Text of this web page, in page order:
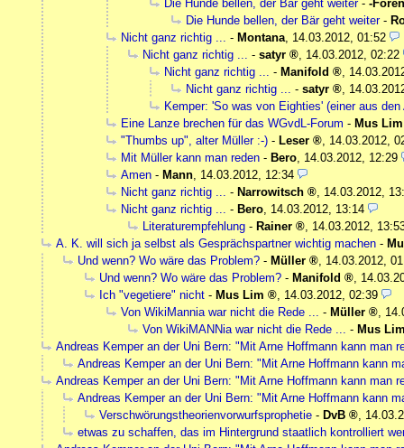
Die Hunde bellen, der Bär geht weiter- -
Die Hunde bellen, der Bär geht weiter-
Nicht ganz richtig ... - Montana, 14.03.2012, 01:52
Nicht ganz richtig ... - satyr , 14.03.2012, 02:22
Nicht ganz richtig ... - Manifold ,
Nicht ganz richtig ... - satyr ,
Kemper: 'So was von Eighties' (einer aus den
Eine Lanze brechen für das WGvdL-Forum - Mus Lim
"Thumbs up", alter Müller :-) - Leser , 14.03.2012,
Mit Müller kann man reden - Bero, 14.03.2012, 12:29
Amen - Mann, 14.03.2012, 12:34
Nicht ganz richtig ... - Narrowitsch , 14.03.2012,
Nicht ganz richtig ... - Bero, 14.03.2012, 13:14
Literaturempfehlung - Rainer , 14.03.2012,
A. K. will sich ja selbst als Gesprächspartner wichtig machen -
Und wenn? Wo wäre das Problem? - Müller , 14.03.2012,
Und wenn? Wo wäre das Problem? - Manifold ,
Ich "vegetiere" nicht - Mus Lim , 14.03.2012, 02:39
Von WikiMannia war nicht die Rede ... - Müller ,
Von WikiMANNia war nicht die Rede ... - Mus
Andreas Kemper an der Uni Bern: "Mit Arne Hoffmann kann man
Andreas Kemper an der Uni Bern: "Mit Arne Hoffmann kann
Andreas Kemper an der Uni Bern: "Mit Arne Hoffmann kann man
Andreas Kemper an der Uni Bern: "Mit Arne Hoffmann kann
Verschwörungstheorienvorwurfsprophetie - DvB ,
etwas zu schaffen, das im Hintergrund staatlich kontrolliert